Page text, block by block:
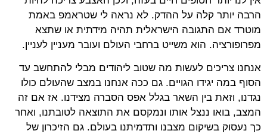
הרבה יותר קלה על ההדק. לא נראה לי שטראמפ באמת
מוטרד אם התגובה הישראלית תהיה מידתית או שתצא
מפרופורציה. הוא משייט ברחבי העולם ועובר מעניין לעניין.
אנחנו צריכים לעשות מה שטוב ליהודים מבלי להתחשב עד
הסוף במה יגידו הגויים. גם ככה אנחנו במצב שהעולם כולו
נגדנו, וזאת בין השאר בגלל אפס הסברה מצידנו. אז אם זה
המצב, בואו ננצל אותו ונמקסם את התוצאה לטובתנו, ואחר
כך נעסוק בשיקום מצבנו ותדמיתנו בעולם. גם הזיכרון של